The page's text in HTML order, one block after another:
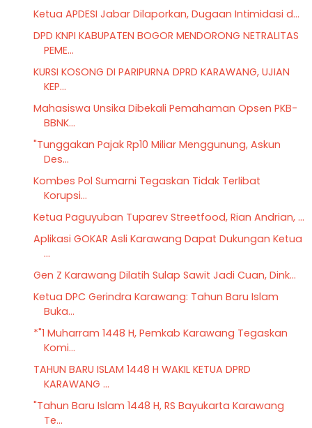
Ketua APDESI Jabar Dilaporkan, Dugaan Intimidasi d...
DPD KNPI KABUPATEN BOGOR MENDORONG NETRALITAS
PEME...
KURSI KOSONG DI PARIPURNA DPRD KARAWANG, UJIAN
KEP...
Mahasiswa Unsika Dibekali Pemahaman Opsen PKB-
BBNK...
"Tunggakan Pajak Rp10 Miliar Menggunung, Askun
Des...
Kombes Pol Sumarni Tegaskan Tidak Terlibat
Korupsi...
Ketua Paguyuban Tuparev Streetfood, Rian Andrian, ...
Aplikasi GOKAR Asli Karawang Dapat Dukungan Ketua
...
Gen Z Karawang Dilatih Sulap Sawit Jadi Cuan, Dink...
Ketua DPC Gerindra Karawang: Tahun Baru Islam
Buka...
*"1 Muharram 1448 H, Pemkab Karawang Tegaskan
Komi...
TAHUN BARU ISLAM 1448 H WAKIL KETUA DPRD
KARAWANG ...
"Tahun Baru Islam 1448 H, RS Bayukarta Karawang
Te...